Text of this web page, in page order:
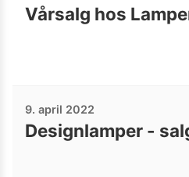
Vårsalg hos
9. april 2022
Designlamper -